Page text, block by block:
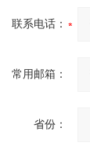
联系电话：
常用邮箱：
省份：